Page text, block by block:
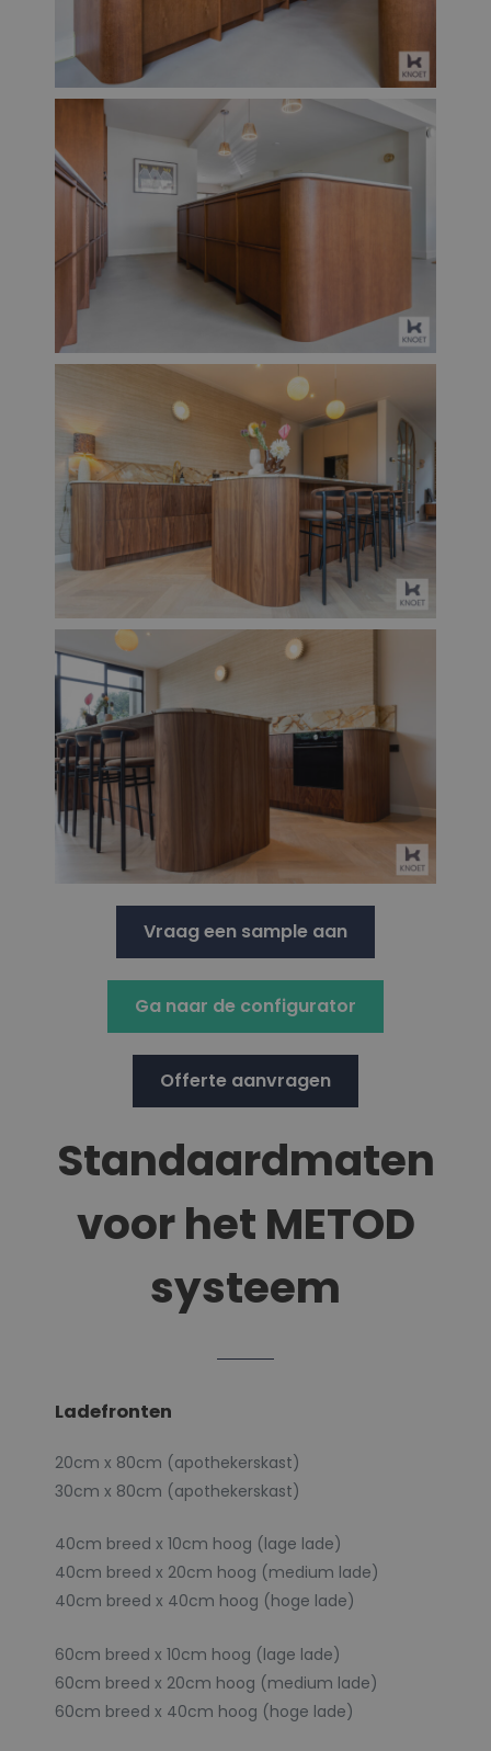
Vraag een sample aan
Ga naar de configurator
Offerte aanvragen
Standaardmaten
voor het METOD
systeem
Ladefronten
20cm x 80cm (apothekerskast)
30cm x 80cm (apothekerskast)
40cm breed x 10cm hoog (lage lade)
40cm breed x 20cm hoog (medium lade)
40cm breed x 40cm hoog (hoge lade)
60cm breed x 10cm hoog (lage lade)
60cm breed x 20cm hoog (medium lade)
60cm breed x 40cm hoog (hoge lade)